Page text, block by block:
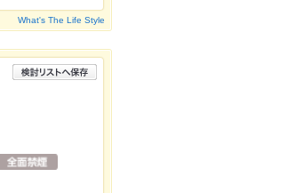
What's The Life Style